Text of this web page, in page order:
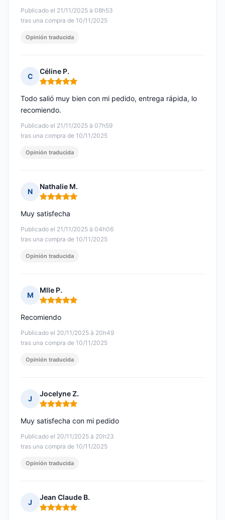
Publicado el 21/11/2025 à 08h53
tras una compra de 10/11/2025
Opinión traducida
C
Céline P.
Nota: 5 de 5
Publicado el 21/11/2025 à 07h59
tras una compra de 10/11/2025
Todo salió muy bien con mi pedido, entrega rápida, lo
recomiendo.
Opinión traducida
N
Nathalie M.
Nota: 5 de 5
Publicado el 21/11/2025 à 04h06
tras una compra de 10/11/2025
Muy satisfecha
Opinión traducida
M
Mlle P.
Nota: 5 de 5
Publicado el 20/11/2025 à 20h49
tras una compra de 10/11/2025
Recomiendo
Opinión traducida
J
Jocelyne Z.
Nota: 5 de 5
Publicado el 20/11/2025 à 20h23
tras una compra de 10/11/2025
Muy satisfecha con mi pedido
Opinión traducida
J
Jean Claude B.
Nota: 5 de 5